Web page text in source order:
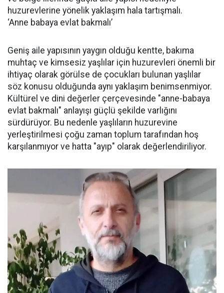
huzurevlerine yönelik yaklaşım hala tartışmalı.
‘Anne babaya evlat bakmalı’
Geniş aile yapısının yaygın olduğu kentte, bakıma
muhtaç ve kimsesiz yaşlılar için huzurevleri önemli bir
ihtiyaç olarak görülse de çocukları bulunan yaşlılar
söz konusu olduğunda aynı yaklaşım benimsenmiyor.
Kültürel ve dini değerler çerçevesinde "anne-babaya
evlat bakmalı" anlayışı güçlü şekilde varlığını
sürdürüyor. Bu nedenle yaşlıların huzurevine
yerleştirilmesi çoğu zaman toplum tarafından hoş
karşılanmıyor ve hatta "ayıp" olarak değerlendiriliyor.